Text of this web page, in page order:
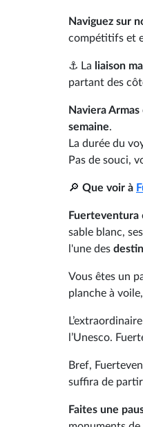
Naviguez sur
compétitifs et
⚓ La liaison
partant des
Naviera Armas
semaine.
La durée du
Pas de souci,
🔎 Que voir à
Fuerteventura
sable blanc,
l'une des
Vous êtes un
planche à
l’Unesco.
Bref,
suffira de partir
Faites une